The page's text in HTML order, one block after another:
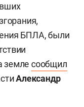
БПЛА, были
земле сообщил
Александр